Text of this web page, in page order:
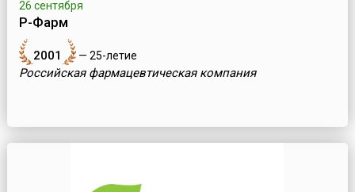
26 сентября
Р-Фарм
2001 — 25-летие
Российская фармацевтическая компания